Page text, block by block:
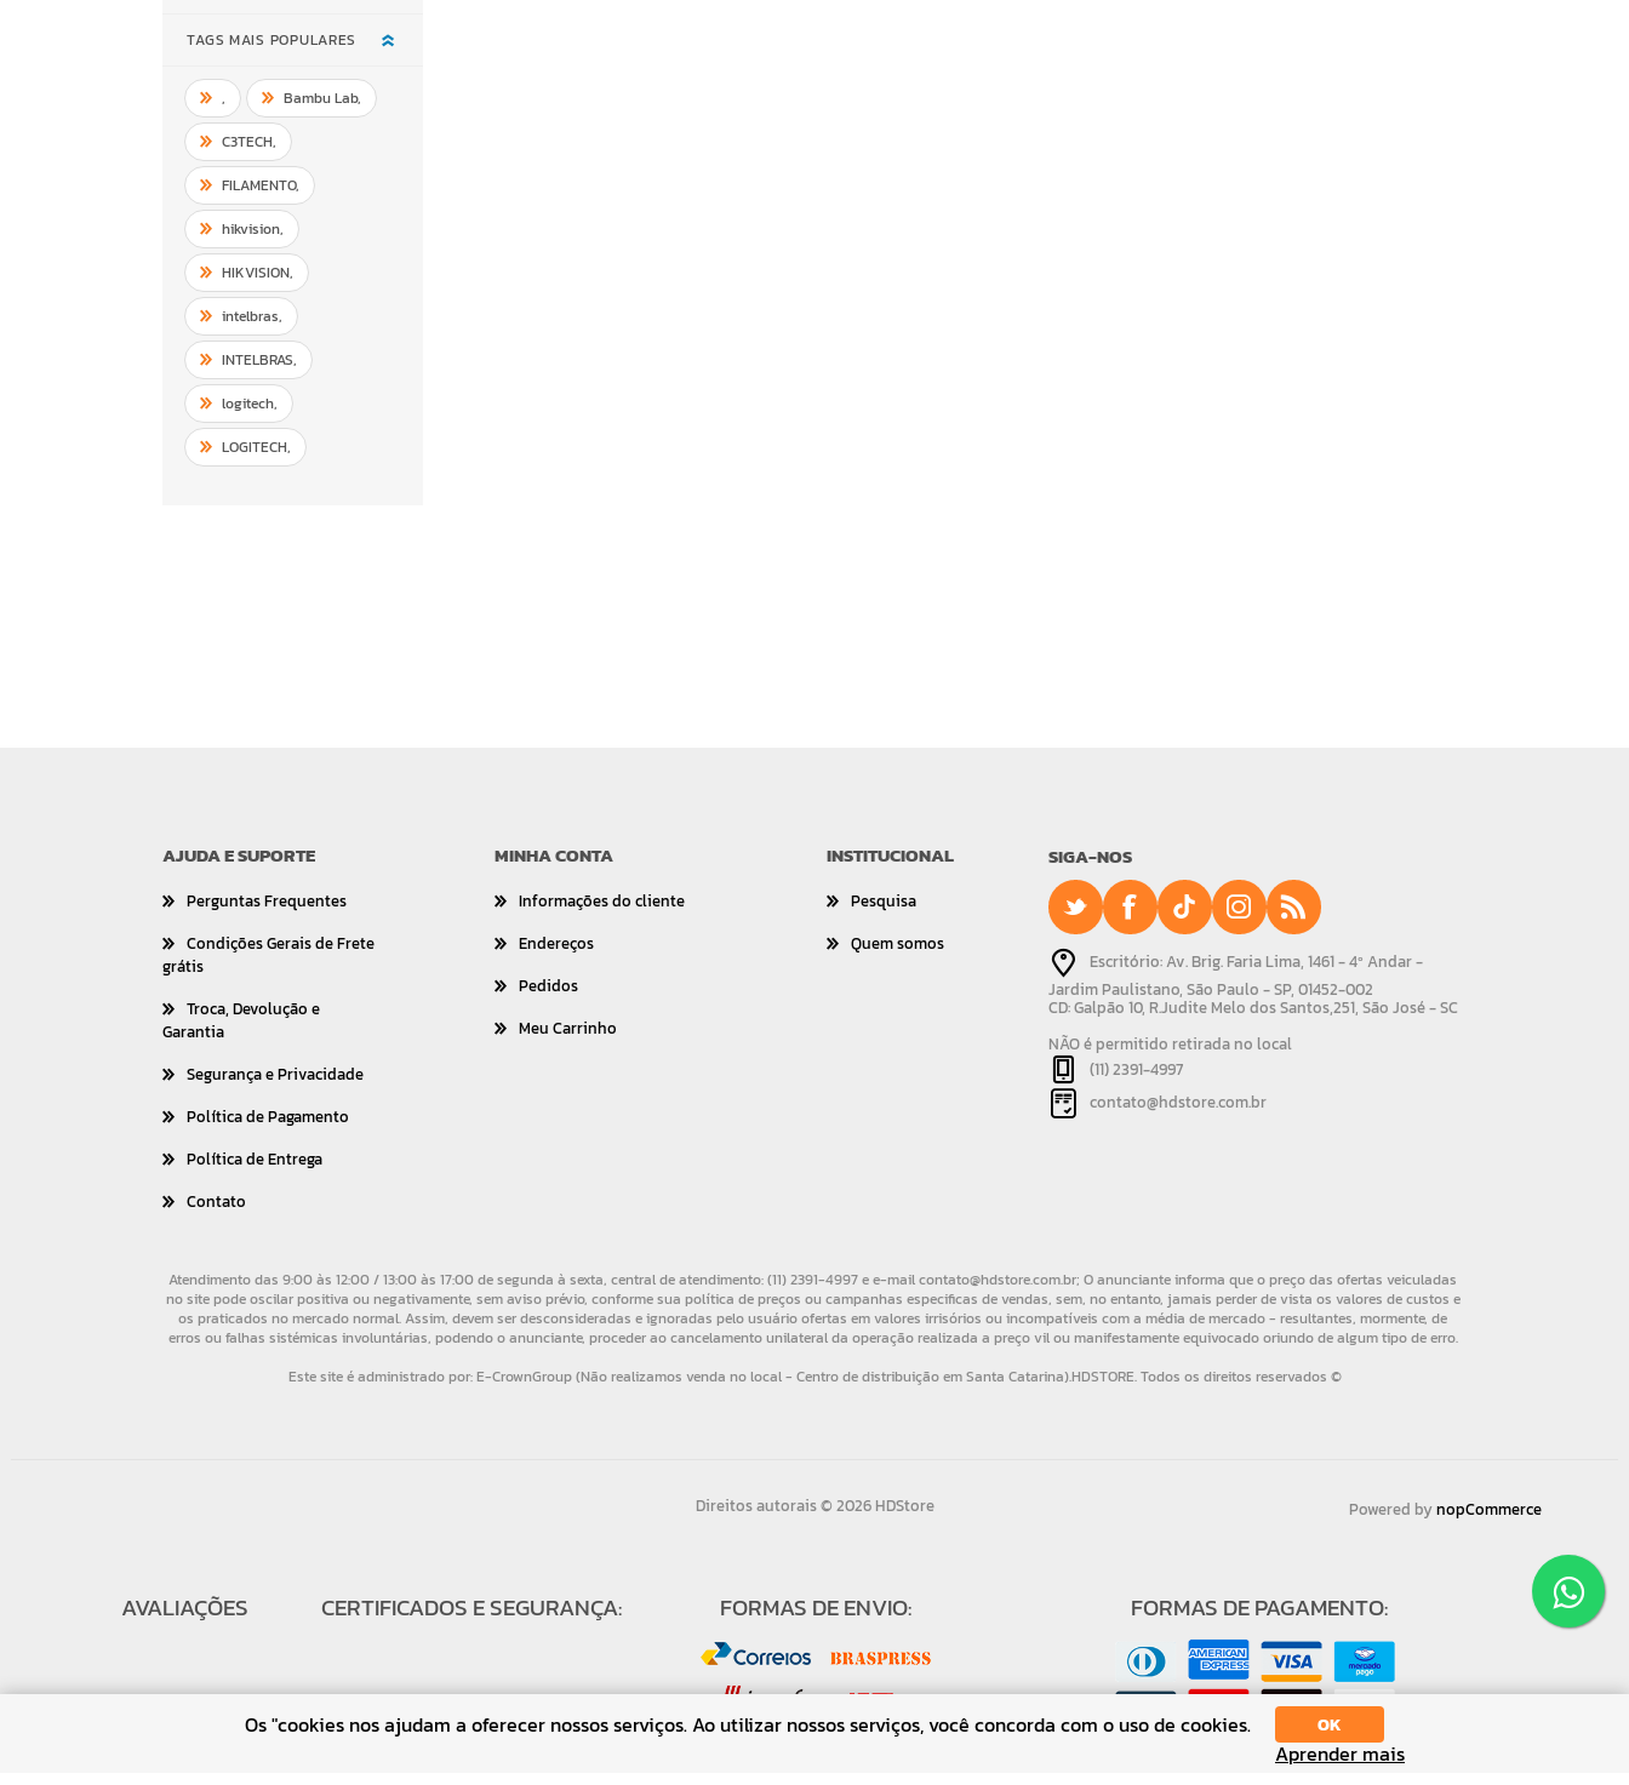
TAGS MAIS POPULARES
, Bambu Lab,
C3TECH,
FILAMENTO,
hikvision,
HIKVISION,
intelbras,
INTELBRAS,
logitech,
LOGITECH,
AJUDA E SUPORTE
Perguntas Frequentes
Condições Gerais de Frete
grátis
Troca, Devolução e
Garantia
Segurança e Privacidade
Política de Pagamento
Política de Entrega
Contato
MINHA CONTA
Informações do cliente
Endereços
Pedidos
Meu Carrinho
INSTITUCIONAL
Pesquisa
Quem somos
SIGA-NOS
Escritório: Av. Brig. Faria Lima, 1461 - 4º Andar -
Jardim Paulistano, São Paulo - SP, 01452-002
CD: Galpão 10, R.Judite Melo dos Santos,251, São José - SC
NÃO é permitido retirada no local
(11) 2391-4997
contato@hdstore.com.br
Direitos autorais © 2026 HDStore Powered bynopCommerce
AVALIAÇÕES CERTIFICADOS E SEGURANÇA: FORMAS DE ENVIO: FORMAS DE PAGAMENTO:
Os "cookies nos ajudam a oferecer nossos serviços. Ao utilizar nossos serviços, você concorda com o uso de cookies. OK
Aprender mais